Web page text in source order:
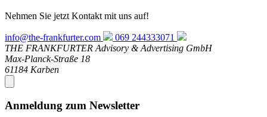
Nehmen Sie jetzt Kontakt mit uns auf!
info@the-frankfurter.com
069 244333071
THE FRANKFURTER Advisory & Advertising GmbH
Max-Planck-Straße 18
61184 Karben
Anmeldung zum Newsletter